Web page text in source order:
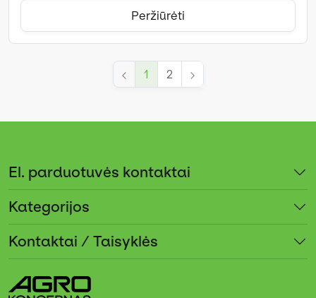
Peržiūrėti
1 2
El. parduotuvės kontaktai
Kategorijos
Kontaktai / Taisyklės